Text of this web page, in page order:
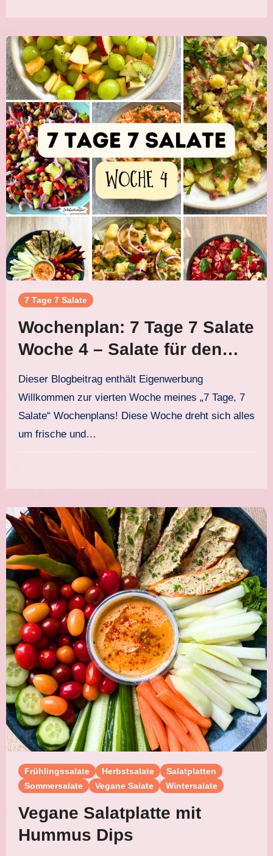
7 Tage 7 Salate
Wochenplan: 7 Tage 7 Salate
Woche 4 – Salate für den
Sommer
Dieser Blogbeitrag enthält Eigenwerbung
Willkommen zur vierten Woche meines „7 Tage, 7
Salate“ Wochenplans! Diese Woche dreht sich alles
um frische und…
Frühlingssalate Herbstsalate
Salatplatten
Sommersalate
Vegane Salate Wintersalate
Vegane Salatplatte mit
Hummus Dips